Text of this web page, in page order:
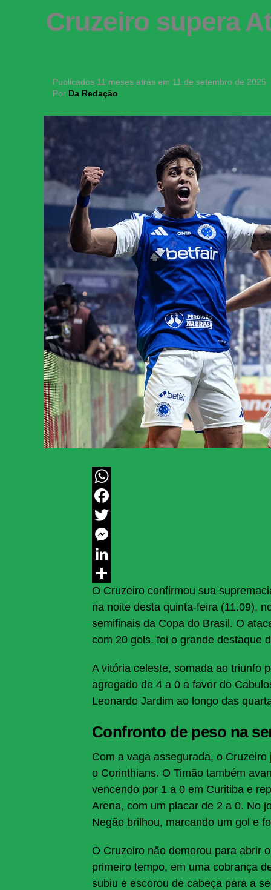
Cruzeiro supera
Publicados 11 meses atrás em 11 de setembro de 2025
Por Da Redação
WhatsApp
Facebook
Twitter
Messenger
LinkedIn
Share
O Cruzeiro confirmou sua
na noite desta quinta-feira (11.09),
semifinais da Copa do Brasil. O
com 20 gols, foi o grande destaque
A vitória celeste, somada ao triunfo
agregado de 4 a 0 a favor do
Leonardo Jardim ao longo das
Confronto de peso na
Com a vaga assegurada, o
o Corinthians. O Timão também
vencendo por 1 a 0 em Curitiba e
Arena, com um placar de 2 a 0. No
Negão brilhou, marcando um gol e
O Cruzeiro não demorou para abrir
primeiro tempo, em uma cobrança
subiu e escorou de cabeça para a